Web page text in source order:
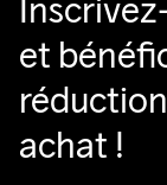
et
achat !